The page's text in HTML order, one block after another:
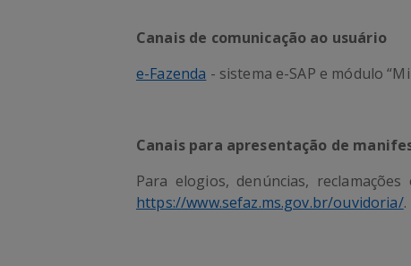
Canais de comunicação ao usuário
e-Fazenda - sistema e-SAP e módulo
Canais para apresentação de
Para elogios, denúncias,
https://www.sefaz.ms.gov.br/ouvidoria/.